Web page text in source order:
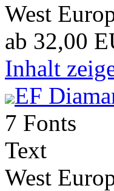
West
ab 32,00
Inhalt
EF
7 Fonts
Text
West